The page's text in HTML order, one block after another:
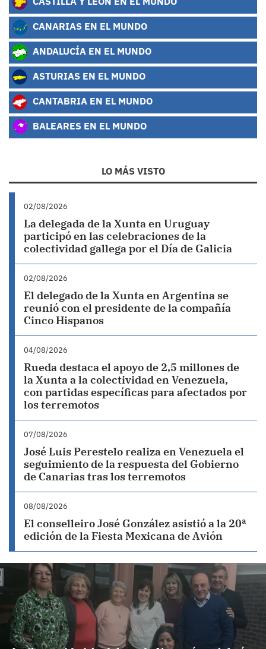
CANARIAS EN EL MUNDO
ANDALUCÍA EN EL MUNDO
ASTURIAS EN EL MUNDO
CANTABRIA EN EL MUNDO
BALEARES EN EL MUNDO
LO MÁS VISTO
02/08/2026
La delegada de la Xunta en Uruguay
participó en las celebraciones de la
colectividad gallega por el Día de Galicia
02/08/2026
El delegado de la Xunta en Argentina se
reunió con el presidente de la compañía
Cinco Hispanos
04/08/2026
Rueda destaca el apoyo de 2,5 millones de
la Xunta a la colectividad en Venezuela,
con partidas específicas para afectados por
los terremotos
07/08/2026
José Luis Perestelo realiza en Venezuela el
seguimiento de la respuesta del Gobierno
de Canarias tras los terremotos
08/08/2026
El conselleiro José González asistió a la 20ª
edición de la Fiesta Mexicana de Avión